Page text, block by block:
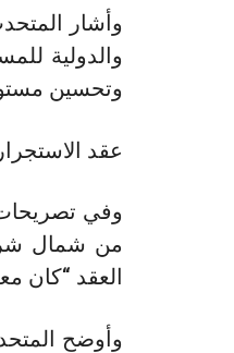
وأشار
والدولية
وتحسين
عقد
وفي تصريحات
من شمال
العقد “كان
وأوضح